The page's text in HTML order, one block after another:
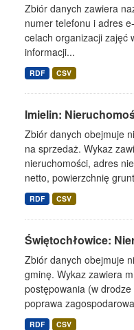
Zbiór danych zawiera
numer telefonu i adres
celach organizacji zajęć
informacji...
RDF CSV
Imielin:
Zbiór danych obejmuje
na sprzedaż. Wykaz
nieruchomości, adres
netto, powierzchnię
RDF CSV
Świętochłowice:
Zbiór danych obejmuje
gminę. Wykaz zawiera
postępowania (w
poprawa
RDF CSV